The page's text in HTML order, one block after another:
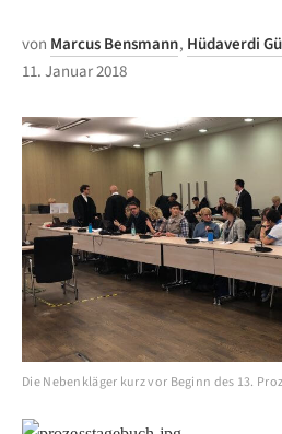
von Marcus Bensmann, Hüdaverdi
11. Januar 2018
Die Nebenkläger kurz vor Beginn des 13.